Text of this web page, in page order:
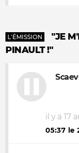
L'ÉMISSION
"JE
PINAULT !"
il y a 17
05:37 le